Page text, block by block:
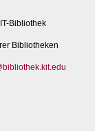
Bibliothek
Bibliotheken